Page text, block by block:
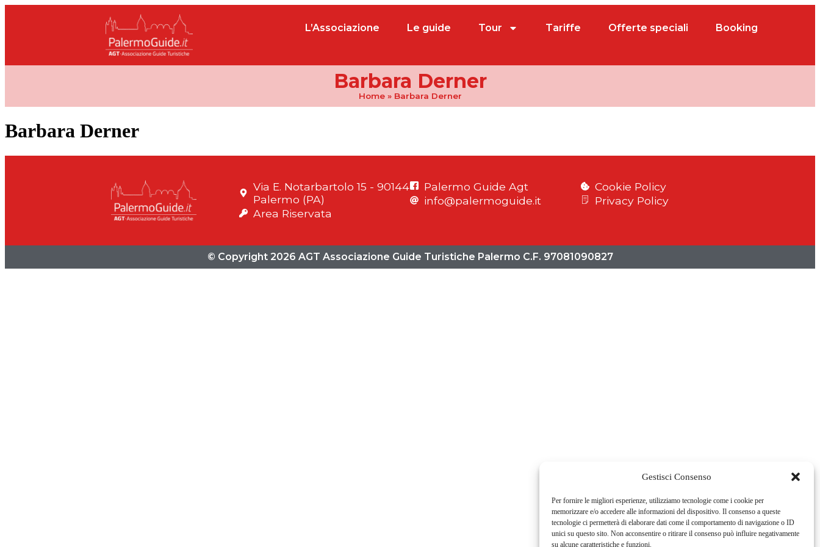
Gestisci Consenso
Per fornire le migliori esperienze, utilizziamo tecnologie come i cookie per
memorizzare e/o accedere alle informazioni del dispositivo. Il consenso a queste
tecnologie ci permetterà di elaborare dati come il comportamento di navigazione o ID
unici su questo sito. Non acconsentire o ritirare il consenso può influire negativamente
su alcune caratteristiche e funzioni.
L’Associazione Le guide Tour Tariffe Offerte speciali Booking
Barbara Derner
Home» Barbara Derner
Barbara Derner
Via E. Notarbartolo 15 - 90144
Palermo (PA)
Area Riservata
Palermo Guide Agt
info@palermoguide.it
Cookie Policy
Privacy Policy
© Copyright 2026 AGT Associazione Guide Turistiche Palermo C.F. 97081090827